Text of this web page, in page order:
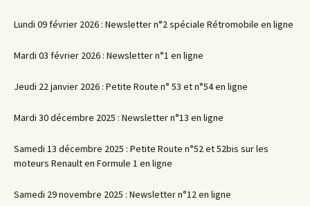
Lundi 09 février 2026 : Newsletter n°2 spéciale Rétromobile en ligne
Mardi 03 février 2026 : Newsletter n°1 en ligne
Jeudi 22 janvier 2026 : Petite Route n° 53 et n°54 en ligne
Mardi 30 décembre 2025 : Newsletter n°13 en ligne
Samedi 13 décembre 2025 : Petite Route n°52 et 52bis sur les
moteurs Renault en Formule 1 en ligne
Samedi 29 novembre 2025 : Newsletter n°12 en ligne